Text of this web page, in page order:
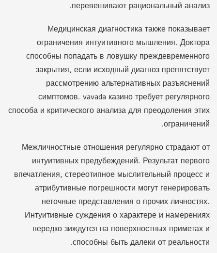
перевешивают рациональный анализ.
Медицинская диагностика также показывает
ограничения интуитивного мышления. Доктора
способны попадать в ловушку преждевременного
закрытия, если исходный диагноз препятствует
рассмотрению альтернативных разъяснений
симптомов. vavada казино требует регулярного
способа и критического анализа для преодоления этих
ограничений.
Межличностные отношения регулярно страдают от
интуитивных предубеждений. Результат первого
впечатления, стереотипное мыслительный процесс и
атрибутивные погрешности могут генерировать
неточные представления о прочих личностях.
Интуитивные суждения о характере и намерениях
нередко зиждутся на поверхностных приметах и
способны быть далеки от реальности.